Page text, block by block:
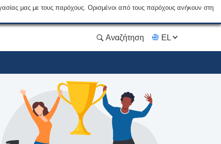
μας με τους παρόχους. Ορισμένοι από τους παρόχους ανήκουν στη
Αναζήτηση EL